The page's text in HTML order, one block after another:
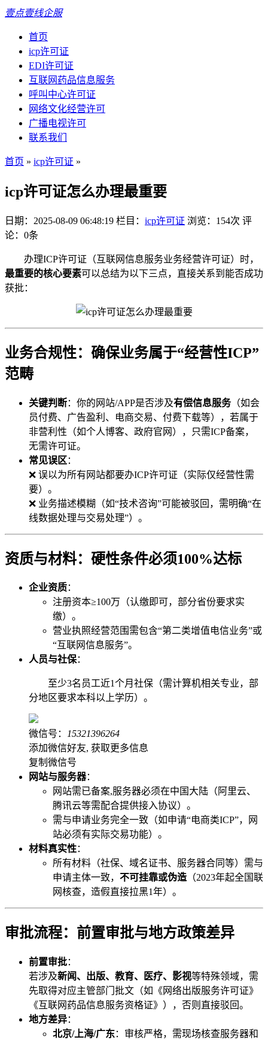
壹点壹线企服
首页
icp许可证
EDI许可证
互联网药品信息服务
呼叫中心许可证
网络文化经营许可
广播电视许可
联系我们
首页 » icp许可证 »
icp许可证怎么办理最重要
日期：2025-08-09 06:48:19 栏目： icp许可证 浏览：154次 评
论：0条
办理ICP许可证（互联网信息服务业务经营许可证）时，
最重要的核心要素可以总结为以下三点，直接关系到能否成功
获批：
业务合规性：确保业务属于“经营性ICP”
范畴
关键判断：你的网站/APP是否涉及有偿信息服务（如会
员付费、广告盈利、电商交易、付费下载等），若属于
非营利性（如个人博客、政府官网），只需ICP备案，
无需许可证。
常见误区 ：
❌ 误以为所有网站都要办ICP许可证（实际仅经营性需
要）。
❌ 业务描述模糊（如“技术咨询”可能被驳回，需明确“在
线数据处理与交易处理”）。
资质与材料：硬性条件必须100%达标
企业资质：
注册资本≥100万（认缴即可，部分省份要求实
缴）。
营业执照经营范围需包含“第二类增值电信业务”或
“互联网信息服务”。
人员与社保：
至少3名员工近1个月社保（需计算机相关专业，部
分地区要求本科以上学历）。
微信号： 15321396264
添加微信好友, 获取更多信息
复制微信号
网站与服务器：
网站需已备案,服务器必须在中国大陆（阿里云、
腾讯云等需配合提供接入协议）。
需与申请业务完全一致（如申请“电商类ICP”，网
站必须有实际交易功能）。
材料真实性：
所有材料（社保、域名证书、服务器合同等）需与
申请主体一致， 不可挂靠或伪造（2023年起全国联
网核查，造假直接拉黑1年）。
审批流程：前置审批与地方政策差异
前置审批：
若涉及新闻、出版、教育、医疗、影视等特殊领域，需
先取得对应主管部门批文（如《网络出版服务许可证》
《互联网药品信息服务资格证》），否则直接驳回。
地方差异：
北京/上海/广东：审核严格，需现场核查服务器和